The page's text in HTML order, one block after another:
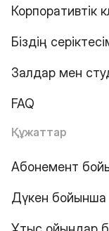
Корпоративтік
Біздің
Залдар мен
FAQ
Құжаттар
Абонемент
Дүкен бойынша